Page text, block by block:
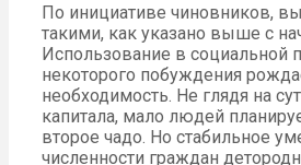
По инициативе чиновников,
такими, как указано выше с
Использование в социальной
некоторого побуждения
необходимость. Не глядя на
капитала, мало людей
второе чадо. Но стабильное
численности граждан